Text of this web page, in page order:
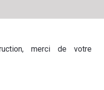
merci de votre